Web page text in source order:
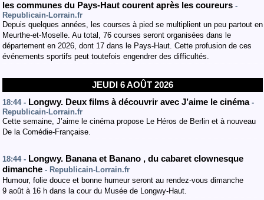
les communes du Pays-Haut courent après les coureurs -
Republicain-Lorrain.fr
Depuis quelques années, les courses à pied se multiplient un peu partout en
Meurthe-et-Moselle. Au total, 76 courses seront organisées dans le
département en 2026, dont 17 dans le Pays-Haut. Cette profusion de ces
événements sportifs peut toutefois engendrer des difficultés.
JEUDI 6 AOÛT 2026
18:44 - Longwy. Deux films à découvrir avec J’aime le cinéma -
Republicain-Lorrain.fr
Cette semaine, J’aime le cinéma propose Le Héros de Berlin et à nouveau
De la Comédie-Française.
18:44 - Longwy. Banana et Banano , du cabaret clownesque
dimanche - Republicain-Lorrain.fr
Humour, folie douce et bonne humeur seront au rendez-vous dimanche
9 août à 16 h dans la cour du Musée de Longwy-Haut.